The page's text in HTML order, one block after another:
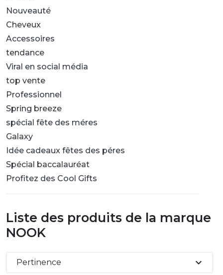
Nouveauté
Cheveux
Accessoires
tendance
Viral en social média
top vente
Professionnel
Spring breeze
spécial fête des méres
Galaxy
Idée cadeaux fêtes des péres
Spécial baccalauréat
Profitez des Cool Gifts
Liste des produits de la marque
NOOK
Pertinence expand_more